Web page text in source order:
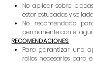
No aplicar sobre
estar estucadas y
No recomendado
permanente con el
RECOMENDACIONES
Para garantizar una
rollos necesarios para